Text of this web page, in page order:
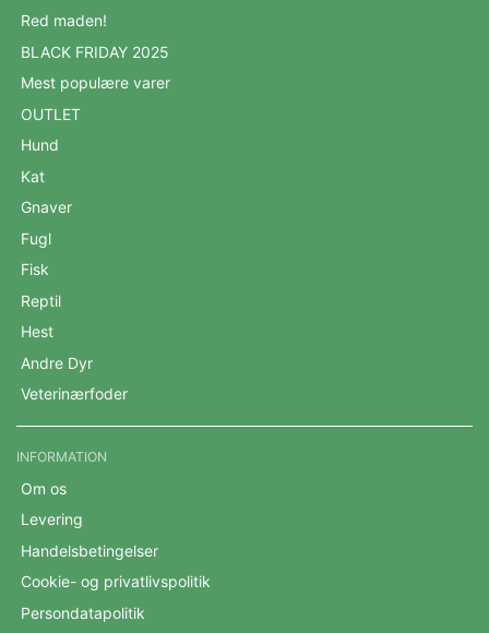
Red maden!
BLACK FRIDAY 2025
Mest populære varer
OUTLET
Hund
Kat
Gnaver
Fugl
Fisk
Reptil
Hest
Andre Dyr
Veterinærfoder
INFORMATION
Om os
Levering
Handelsbetingelser
Cookie- og privatlivspolitik
Persondatapolitik